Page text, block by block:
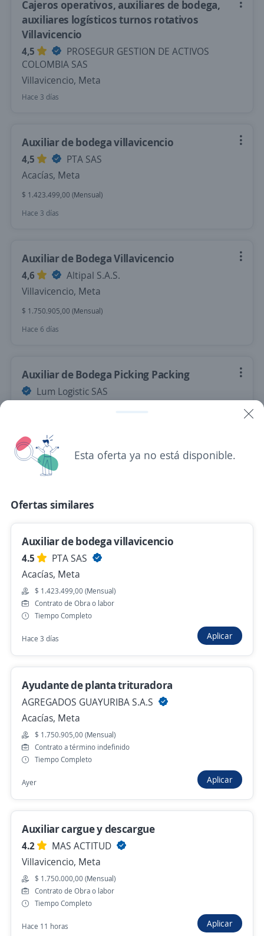
Cajeros operativos, auxiliares de bodega,
auxiliares logísticos turnos rotativos
Villavicencio
4,5
PROSEGUR GESTION DE ACTIVOS
COLOMBIA SAS
Villavicencio, Meta
Hace 3 días
Auxiliar de bodega villavicencio
4,5
PTA SAS
Acacías, Meta
$ 1.423.499,00 (Mensual)
Hace 3 días
Auxiliar de Bodega Villavicencio
4,6
Altipal S.A.S.
Villavicencio, Meta
$ 1.750.905,00 (Mensual)
Hace 6 días
Auxiliar de Bodega Picking Packing
Lum Logistic SAS
Hace 6 días
GRUPO LA COMARCA
Villavicencio, Meta
$ 1.750.905,00 (Mensual)
Ayer
Gerente Contable
Importante empresa del sector
Villavicencio, Meta
$ 8.000.000,00 (Mensual)
Presencial y remoto
Auxiliar de Distribución Colanta
Villavicencio
4,5
Empleamos Temporales SAS
$ 1.800.000,00 (Mensual)
Hace 2 días
Auxiliar logístico punto venta para Tienda
Deportiva
4,5
Redes Humanas
Villavicencio, Meta
$ 1.750.905,00 (Mensual)
Esta oferta ya no está disponible.
Ofertas similares
Auxiliar de bodega villavicencio
4.5
PTA SAS
Acacías, Meta
$ 1.423.499,00 (Mensual)
Contrato de Obra o labor
Tiempo Completo
Hace 3 días Aplicar
Ayudante de planta trituradora
AGREGADOS GUAYURIBA S.A.S
Acacías, Meta
$ 1.750.905,00 (Mensual)
Contrato a término indefinido
Tiempo Completo
Ayer Aplicar
Auxiliar cargue y descargue
4.2
MAS ACTITUD
Villavicencio, Meta
$ 1.750.000,00 (Mensual)
Contrato de Obra o labor
Tiempo Completo
Hace 11 horas Aplicar